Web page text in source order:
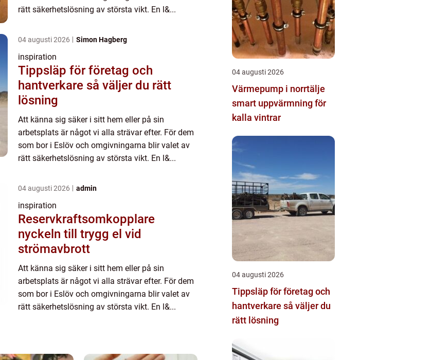
rätt säkerhetslösning av största vikt. En l&...
04 augusti 2026 Simon Hagberg
inspiration
Tippsläp för företag och
hantverkare så väljer du rätt
lösning
Att känna sig säker i sitt hem eller på sin
arbetsplats är något vi alla strävar efter. För dem
som bor i Eslöv och omgivningarna blir valet av
rätt säkerhetslösning av största vikt. En l&...
04 augusti 2026 admin
inspiration
Reservkraftsomkopplare
nyckeln till trygg el vid
strömavbrott
Att känna sig säker i sitt hem eller på sin
arbetsplats är något vi alla strävar efter. För dem
som bor i Eslöv och omgivningarna blir valet av
rätt säkerhetslösning av största vikt. En l&...
04 augusti 2026
Värmepump i norrtälje
smart uppvärmning för
kalla vintrar
04 augusti 2026
Tippsläp för företag och
hantverkare så väljer du
rätt lösning